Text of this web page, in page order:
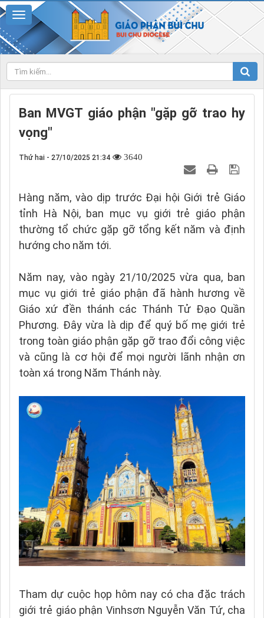
Ban MVGT giáo phận "gặp gỡ trao hy
vọng"
Thứ hai - 27/10/2025 21:34 3640
Hàng năm, vào dịp trước Đại hội Giới trẻ Giáo
tỉnh Hà Nội, ban mục vụ giới trẻ giáo phận
thường tổ chức gặp gỡ tổng kết năm và định
hướng cho năm tới.
Năm nay, vào ngày 21/10/2025 vừa qua, ban
mục vụ giới trẻ giáo phận đã hành hương về
Giáo xứ đền thánh các Thánh Tử Đạo Quần
Phương. Đây vừa là dịp để quý bố mẹ giới trẻ
trong toàn giáo phận gặp gỡ trao đổi công việc
và cũng là cơ hội để mọi người lãnh nhận ơn
toàn xá trong Năm Thánh này.
Tham dự cuộc họp hôm nay có cha đặc trách
giới trẻ giáo phận Vinhsơn Nguyễn Văn Tứ, cha